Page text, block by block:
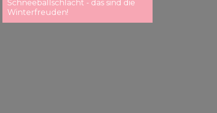
Schneeballschlacht - das sind die
Winterfreuden!